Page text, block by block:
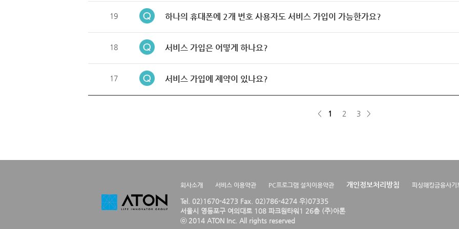
19 하나의 휴대폰에 2개 번호 사용자도 서비스 가입이 가능한가요?
18 서비스 가입은 어떻게 하나요?
17 서비스 가입에 제약이 있나요?
< 1 2 3 >
회사소개 서비스 이용약관 PC프로그램 설치이용약관 개인정보처리방침 피싱해킹금융사기
Tel. 02)1670-4273 Fax. 02)786-4274 우)07335
서울시 영등포구 여의대로 108 파크원타워1 26층 (주)아톤
ⓒ 2014 ATON Inc. All rights reserved